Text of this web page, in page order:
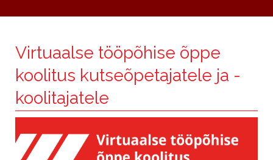
Virtuaalse tööpõhise õppe
koolitus kutseõpetajatele ja -
koolitajatele